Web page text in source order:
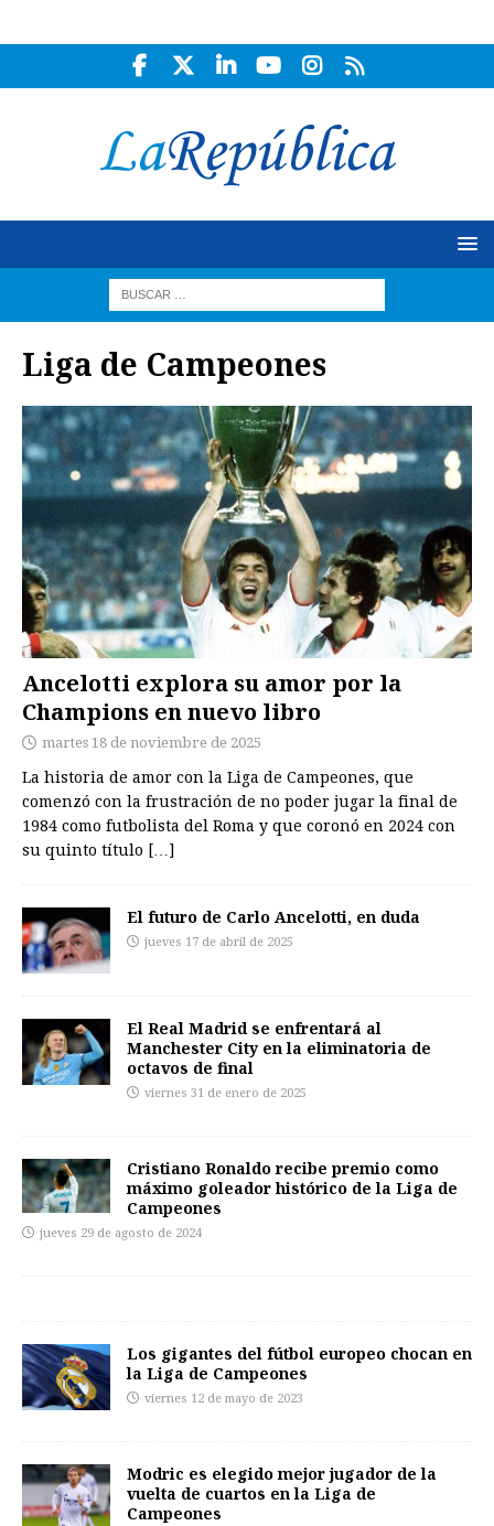
Liga de Campeones
Ancelotti explora su amor por la
Champions en nuevo libro
martes 18 de noviembre de 2025
La historia de amor con la Liga de Campeones, que
comenzó con la frustración de no poder jugar la final de
1984 como futbolista del Roma y que coronó en 2024 con
su quinto título […]
El futuro de Carlo Ancelotti, en duda
jueves 17 de abril de 2025
El Real Madrid se enfrentará al
Manchester City en la eliminatoria de
octavos de final
viernes 31 de enero de 2025
Cristiano Ronaldo recibe premio como
máximo goleador histórico de la Liga de
Campeones
jueves 29 de agosto de 2024
Los gigantes del fútbol europeo chocan en
la Liga de Campeones
viernes 12 de mayo de 2023
Modric es elegido mejor jugador de la
vuelta de cuartos en la Liga de
Campeones